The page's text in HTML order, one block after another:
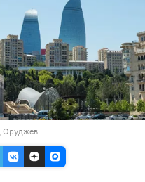
Оруджев